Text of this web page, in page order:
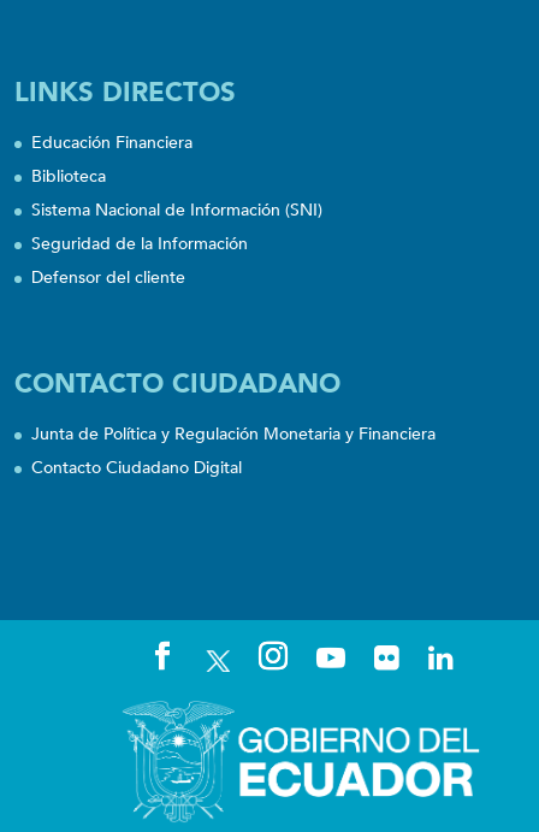
LINKS DIRECTOS
Educación Financiera
Biblioteca
Sistema Nacional de Información (SNI)
Seguridad de la Información
Defensor del cliente
CONTACTO CIUDADANO
Junta de Política y Regulación Monetaria y Financiera
Contacto Ciudadano Digital